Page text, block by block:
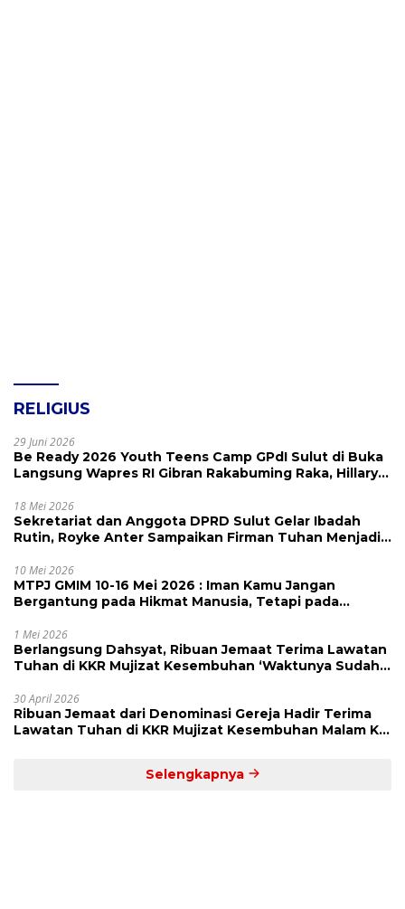
RELIGIUS
29 Juni 2026
Be Ready 2026 Youth Teens Camp GPdI Sulut di Buka
Langsung Wapres RI Gibran Rakabuming Raka, Hillary
18 Mei 2026
Sekretariat dan Anggota DPRD Sulut Gelar Ibadah
Rutin, Royke Anter Sampaikan Firman Tuhan Menjadi
10 Mei 2026
MTPJ GMIM 10-16 Mei 2026 : Iman Kamu Jangan
Bergantung pada Hikmat Manusia, Tetapi pada
1 Mei 2026
Berlangsung Dahsyat, Ribuan Jemaat Terima Lawatan
Tuhan di KKR Mujizat Kesembuhan ‘Waktunya Sudah
30 April 2026
Ribuan Jemaat dari Denominasi Gereja Hadir Terima
Lawatan Tuhan di KKR Mujizat Kesembuhan Malam Ke
Selengkapnya